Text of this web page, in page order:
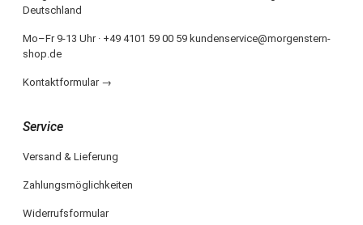
Deutschland
Mo–Fr 9-13 Uhr · +49 4101 59 00 59 kundenservice@morgenstern-
shop.de
Kontaktformular →
Service
Versand & Lieferung
Zahlungsmöglichkeiten
Widerrufsformular